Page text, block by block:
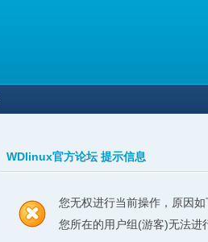
WDlinux官方论坛 提示信息
您无权进行当前操作，原因如
您所在的用户组(游客)无法进